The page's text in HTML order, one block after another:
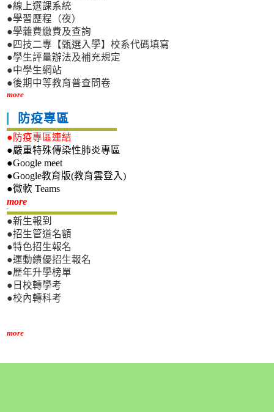
●線上選課系統
●學習歷程（夜）
●學雜費繳費及查詢
●四技二專【甄選入學】校系代碼填寫
●學生評量辦法及補充規定
●中學生網站
●後期中等教育普查問卷
more
防疫專區
●防疫專區連結
●嚴重特殊傳染性肺炎專區
●Google meet
●Google教育版(教育雲登入)
●微軟 Teams
more新生專區
●新生報到
●招生管道名額
●特色招生報名
●運動績優招生報名
●歷年升學榜單
●日校轉學考
●校內轉科考
more